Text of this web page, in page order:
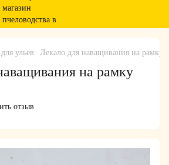
ульев Лекало для наващивания на рамку
на рамку
отзыв